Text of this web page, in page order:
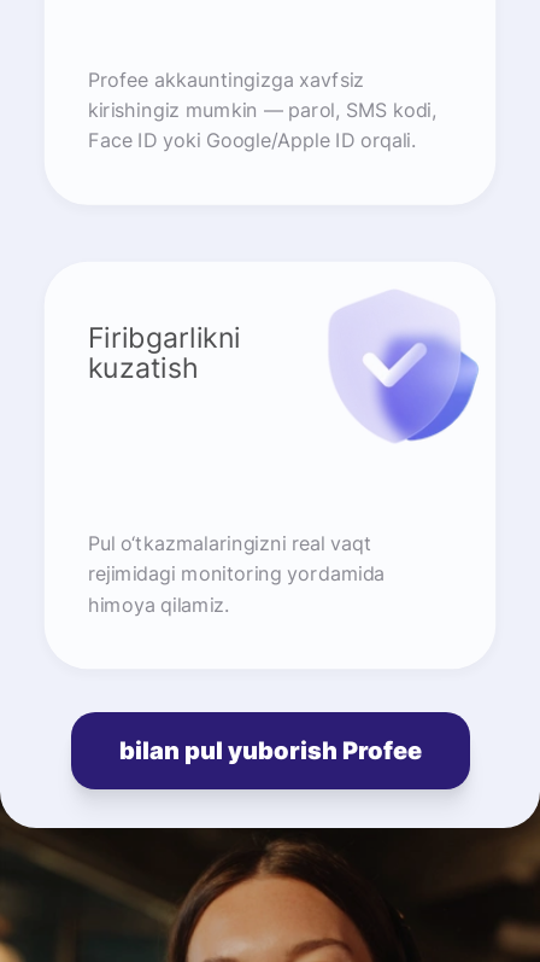
Profee akkauntingizga xavfsiz
kirishingiz mumkin — parol, SMS kodi,
Face ID yoki Google/Apple ID orqali.
Firibgarlikni
kuzatish
Pul o‘tkazmalaringizni real vaqt
rejimidagi monitoring yordamida
himoya qilamiz.
bilan pul yuborish Profee